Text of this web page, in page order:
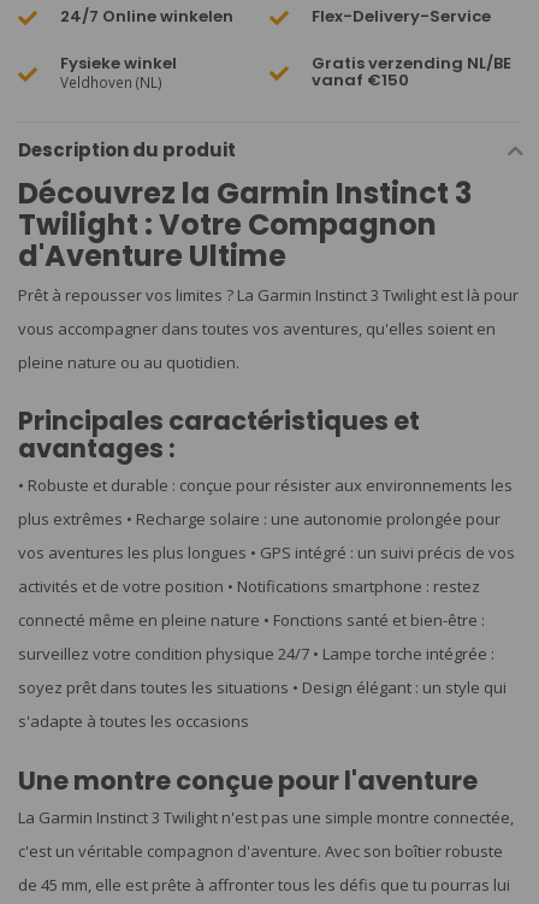
24/7 Online winkelen Flex-Delivery-Service
Fysieke winkel
Veldhoven (NL)
Gratis verzending NL/BE
vanaf €150
Description du produit
Découvrez la Garmin Instinct 3
Twilight : Votre Compagnon
d'Aventure Ultime
Prêt à repousser vos limites ? La Garmin Instinct 3 Twilight est là pour
vous accompagner dans toutes vos aventures, qu'elles soient en
pleine nature ou au quotidien.
Principales caractéristiques et
avantages :
• Robuste et durable : conçue pour résister aux environnements les
plus extrêmes • Recharge solaire : une autonomie prolongée pour
vos aventures les plus longues • GPS intégré : un suivi précis de vos
activités et de votre position • Notifications smartphone : restez
connecté même en pleine nature • Fonctions santé et bien-être :
surveillez votre condition physique 24/7 • Lampe torche intégrée :
soyez prêt dans toutes les situations • Design élégant : un style qui
s'adapte à toutes les occasions
Une montre conçue pour l'aventure
La Garmin Instinct 3 Twilight n'est pas une simple montre connectée,
c'est un véritable compagnon d'aventure. Avec son boîtier robuste
de 45 mm, elle est prête à affronter tous les défis que tu pourras lui